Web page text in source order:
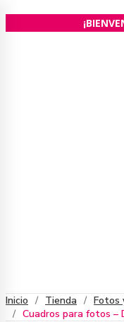
Inicio / Tienda / Fotos
/ Cuadros para fotos –